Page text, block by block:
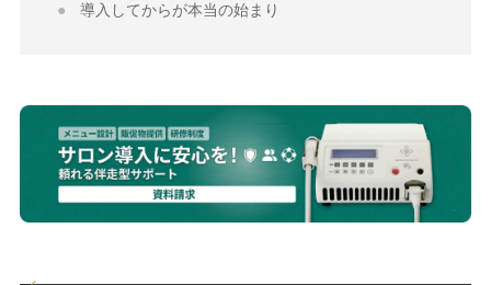
導入してからが本当の始まり